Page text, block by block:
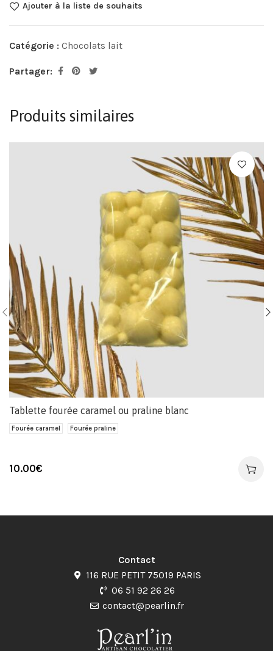
Ajouter à la liste de souhaits
Catégorie : Chocolats lait
Partager:
Produits similaires
Tablette fourée caramel ou praline blanc
Fourée caramel Fourée praline
10.00€
Contact
116 RUE PETIT 75019 PARIS
06 51 92 26 26
contact@pearlin.fr